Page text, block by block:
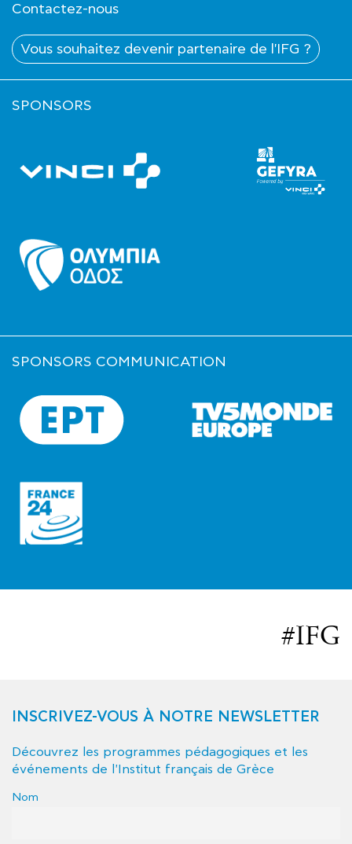
Contactez-nous
Vous souhaitez devenir partenaire de l'IFG ?
SPONSORS
SPONSORS COMMUNICATION
#IFG
INSCRIVEZ-VOUS À NOTRE NEWSLETTER
Découvrez les programmes pédagogiques et les
événements de l'Institut français de Grèce
Nom